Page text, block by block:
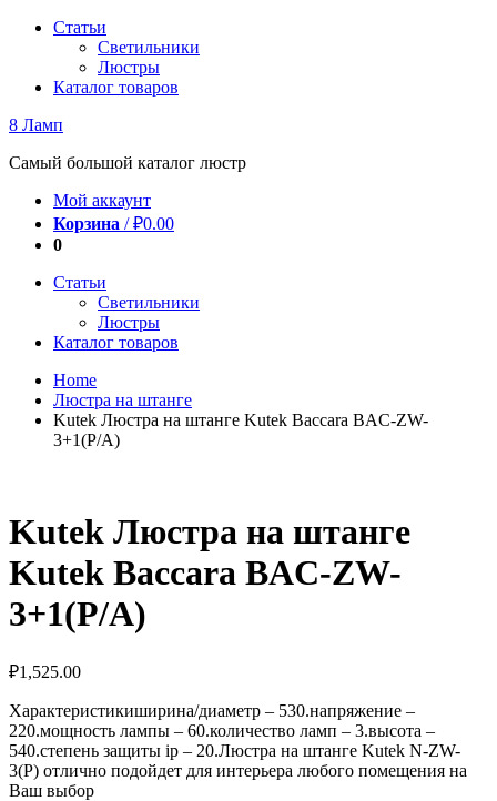
Перейти
содержимому
Статьи
Светильники
Люстры
Каталог товаров
8 Ламп
Самый большой каталог люстр
Мой аккаунт
Корзина /₽0.00
0
Статьи
Светильники
Люстры
Каталог товаров
Home
Люстра на штанге
Kutek Люстра на штанге Kutek Baccara BAC-ZW-
3+1(P/A)
Kutek Люстра на штанге
Kutek Baccara BAC-ZW-
3+1(P/A)
₽1,525.00
Характеристикиширина/диаметр – 530.напряжение –
220.мощность лампы – 60.количество ламп – 3.высота –
540.степень защиты ip – 20.Люстра на штанге Kutek N-ZW-
3(P) отлично подойдет для интерьера любого помещения на
Ваш выбор